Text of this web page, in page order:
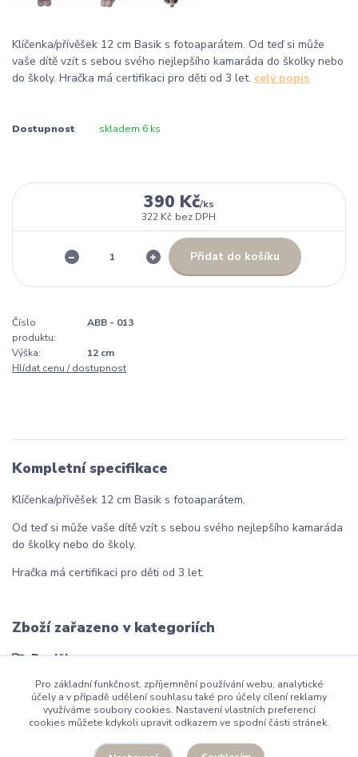
Klíčenka/přívěšek 12 cm Basik s fotoaparátem. Od teď si může
vaše dítě vzít s sebou svého nejlepšího kamaráda do školky nebo
do školy. Hračka má certifikaci pro děti od 3 let. celý popis
Dostupnost skladem 6 ks
390 Kč/ks
322 Kč bez DPH
Přidat do košíku
Číslo
produktu:
ABB - 013
Výška:
12 cm
Hlídat cenu / dostupnost
Kompletní specifikace
Klíčenka/přívěšek 12 cm Basik s fotoaparátem.
Od teď si může vaše dítě vzít s sebou svého nejlepšího kamaráda
do školky nebo do školy.
Hračka má certifikaci pro děti od 3 let.
Zboží zařazeno v kategoriích
Doplňky
Pro základní funkčnost, zpříjemnění používání webu, analytické
účely a v případě udělení souhlasu také pro účely cílení reklamy
využíváme soubory cookies. Nastavení vlastních preferencí
cookies můžete kdykoli upravit odkazem ve spodní části stránek.